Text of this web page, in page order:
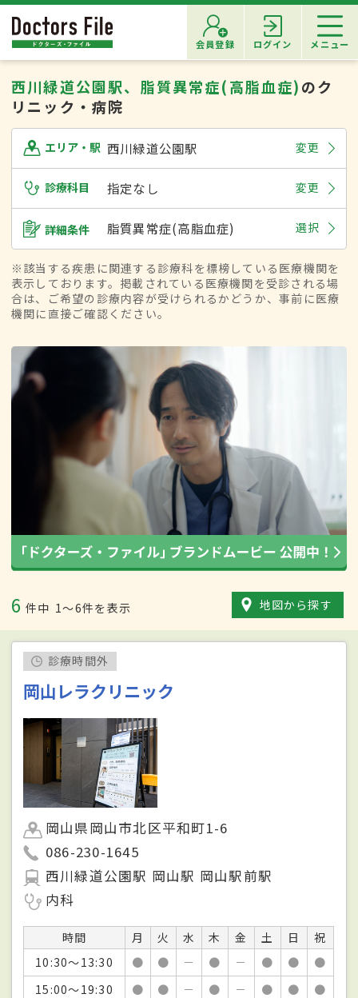
会員登録 ログイン メニュー
西川緑道公園駅、脂質異常症(高脂血症)のク
リニック・病院
エリア・駅 西川緑道公園駅 変更
診療科目 指定なし 変更
詳細条件 脂質異常症(高脂血症) 選択
※該当する疾患に関連する診療科を標榜している医療機関を
表示しております。掲載されている医療機関を受診される場
合は、ご希望の診療内容が受けられるかどうか、事前に医療
機関に直接ご確認ください。
6 件中 1〜6件を表示 地図から探す
診療時間外
岡山レラクリニック
岡山県岡山市北区平和町1-6
086-230-1645
西川緑道公園駅 岡山駅 岡山駅前駅
内科
時間 月 火 水 木 金 土 日
祝
10:30～13:30
● ● － ● － ● ●
●
15:00～19:30
● ● － ● － ● ●
●